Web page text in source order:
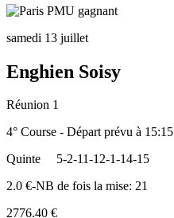
samedi 13 juillet
Enghien Soisy
Réunion 1
4° Course - Départ prévu à 15:15
Quinte
5-2-11-12-1-14-15
2.0 €-NB de fois la mise: 21
2776.40 €